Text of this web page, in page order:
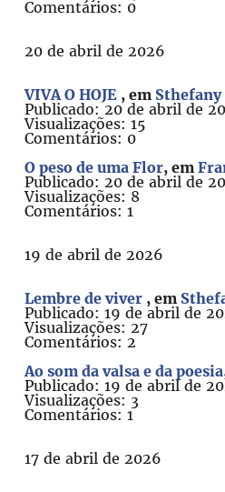
Comentários: 0
20 de abril de 2026
VIVA O HOJE , em Sthefany
Publicado: 20 de abril de
Visualizações: 15
Comentários: 0
O peso de uma Flor, em
Publicado: 20 de abril de
Visualizações: 8
Comentários: 1
19 de abril de 2026
Lembre de viver , em
Publicado: 19 de abril de
Visualizações: 27
Comentários: 2
Ao som da valsa e da poesia
Publicado: 19 de abril de
Visualizações: 3
Comentários: 1
17 de abril de 2026